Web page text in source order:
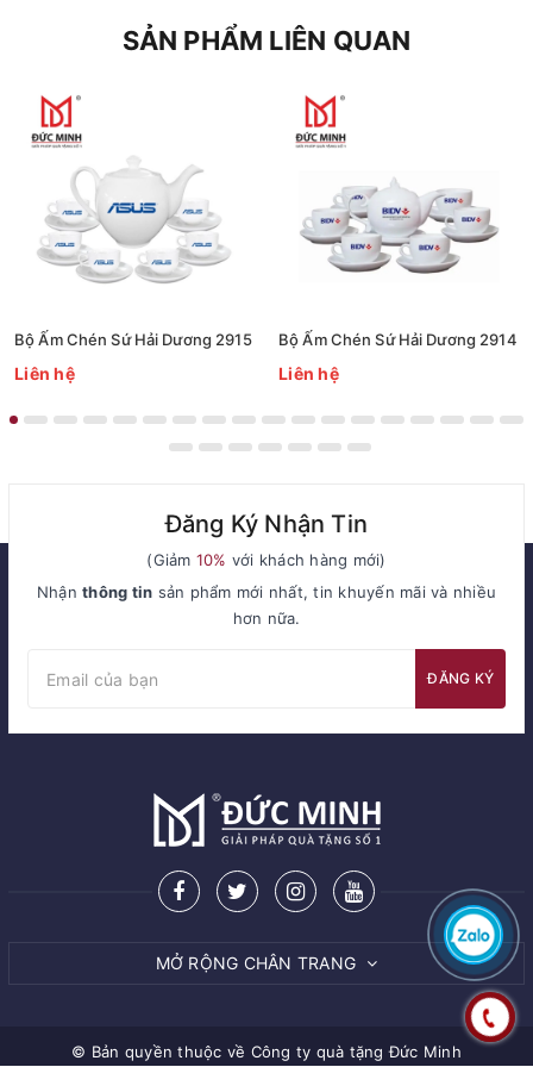
SẢN PHẨM LIÊN QUAN
Bộ Ấm Chén Sứ Hải Dương 2915
Liên hệ
Bộ Ấm Chén Sứ Hải Dương 2914
Liên hệ
Đăng Ký Nhận Tin
(Giảm 10% với khách hàng mới)
Nhậnthông tin sản phẩm mới nhất, tin khuyến mãi và nhiều
hơn nữa.
ĐĂNG KÝ
MỞ RỘNG CHÂN TRANG
© Bản quyền thuộc về Công ty quà tặng Đức Minh